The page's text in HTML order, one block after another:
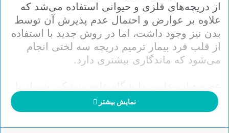
از دریچه‌های فلزی و حیوانی استفاده می‌شد که
علاوه بر عوارض و احتمال عدم پذیرش آن توسط
بدن نیز وجود داشت، اما در روش جدید با استفاده
از قلب فرد بیمار ترمیم دریچه سه لختی انجام
می‌شود که ماندگاری بیشتری دارد.
بیان اینکه این روش جراحی قلب برای نخستین بار
در دنیا انجام شده است، گفت: با این روش که در
شیراز قطب پزشکی جنوب کشور انجام می‌شود
نمایش بیشتر